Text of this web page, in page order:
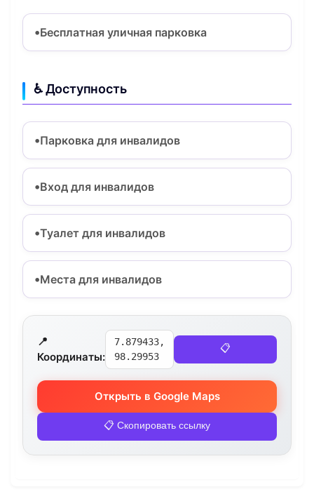
Бесплатная уличная парковка
♿ Доступность
Парковка для инвалидов
Вход для инвалидов
Туалет для инвалидов
Места для инвалидов
📍
Координаты:
7.879433,
98.29953
📋
Открыть в Google Maps
📋 Скопировать ссылку